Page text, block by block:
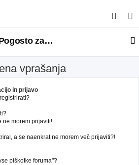
s
a
Pogosto zastavljena vprašanja
vprašanja
in prijavo
ne morem prijaviti!
a se naenkrat ne morem več prijaviti?!
piškotke foruma"?